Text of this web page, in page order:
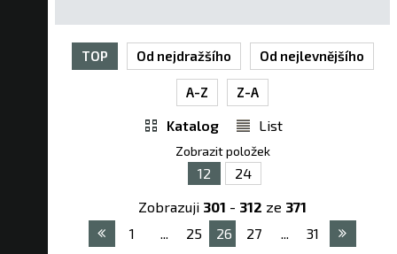
TOP Od nejdražšího Od nejlevnějšího
A-Z Z-A
Katalog List
Zobrazit položek
12
24
Zobrazuji 301 - 312 ze 371
1
25 26 27 31